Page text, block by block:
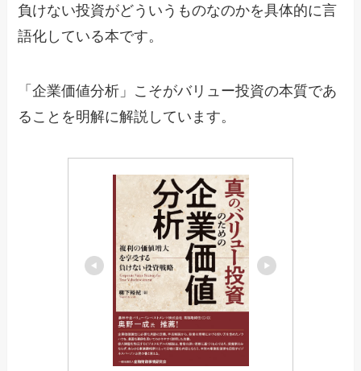
負けない投資がどういうものなのかを具体的に言
語化している本です。
「企業価値分析」こそがバリュー投資の本質であ
ることを明解に解説しています。